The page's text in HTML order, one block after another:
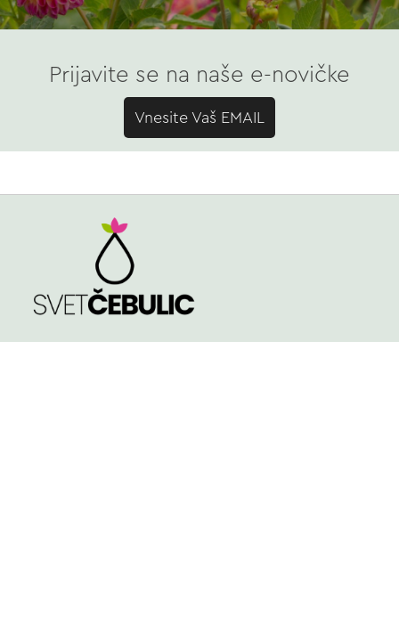
Prijavite se na naše e-novičke
Vnesite Vaš EMAIL